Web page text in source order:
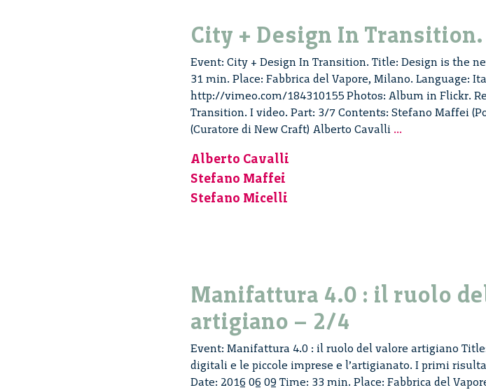
City + Design In
Event: City + Design In Transition. Title: Design is the
31 min. Place: Fabbrica del Vapore, Milano. Language:
http://vimeo.com/184310155 Photos: Album in Flickr.
Transition. I video. Part: 3/7 Contents: Stefano Maffei
(Curatore di New Craft) Alberto Cavalli ...
Alberto Cavalli
Stefano Maffei
Stefano Micelli
Manifattura 4.0 : il ruolo
artigiano – 2/4
Event: Manifattura 4.0 : il ruolo del valore artigiano
digitali e le piccole imprese e l’artigianato. I primi
Date: 2016 06 09 Time: 33 min. Place: Fabbrica del